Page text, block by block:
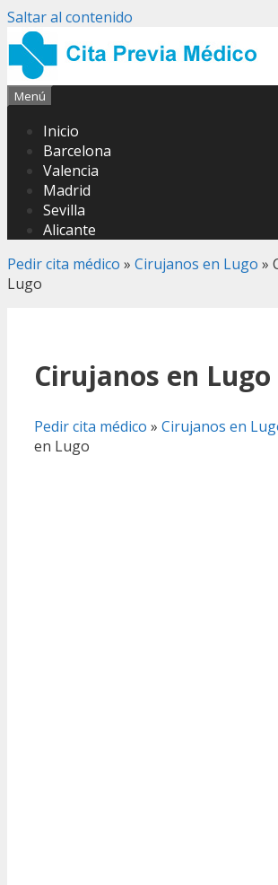
Saltar al contenido
Menú
Inicio
Barcelona
Valencia
Madrid
Sevilla
Alicante
Pedir cita médico » Cirujanos en Lugo »
Lugo
Cirujanos en Lugo
Pedir cita médico » Cirujanos en
en Lugo